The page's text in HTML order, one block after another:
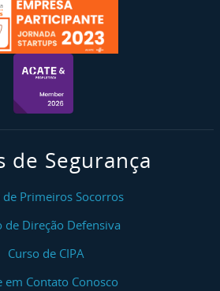
de Segurança
de Primeiros Socorros
de Direção Defensiva
Curso de CIPA
em Contato Conosco